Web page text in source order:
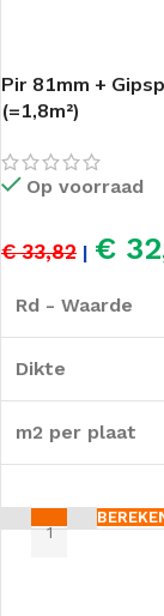
Pir 81mm +
(=1,8m²)
Op voorraad
€ 33,82 | €
Rd - Waarde
Dikte
m2 per plaat